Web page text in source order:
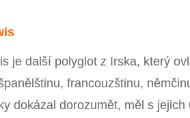
je další polyglot z Irska, který
francouzštinu,
dokázal dorozumět, měl s jejich